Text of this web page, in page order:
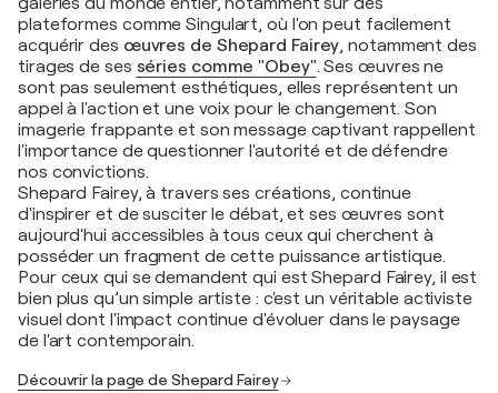
plateformes comme Singulart, où l'on peut facilement
acquérir des œuvres de Shepard Fairey, notamment des
tirages de ses séries comme "Obey". Ses œuvres ne
sont pas seulement esthétiques, elles représentent un
appel à l'action et une voix pour le changement. Son
imagerie frappante et son message captivant rappellent
l'importance de questionner l'autorité et de défendre
nos convictions.
Shepard Fairey, à travers ses créations, continue
d'inspirer et de susciter le débat, et ses œuvres sont
aujourd'hui accessibles à tous ceux qui cherchent à
posséder un fragment de cette puissance artistique.
Pour ceux qui se demandent qui est Shepard Fairey, il est
bien plus qu’un simple artiste : c'est un véritable activiste
visuel dont l'impact continue d'évoluer dans le paysage
de l'art contemporain.
Découvrir la page de Shepard Fairey